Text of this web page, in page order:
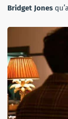
Bridget Jones